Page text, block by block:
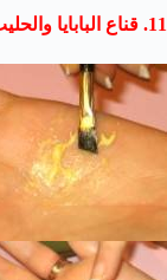
11. قناع البابايا والحليب :